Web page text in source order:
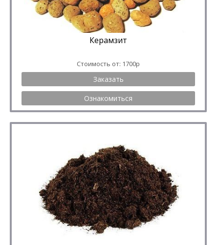
Керамзит
Стоимость от: 1700р
Заказать
Ознакомиться